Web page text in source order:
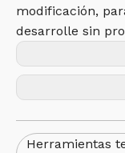
modificación,
desarrolle sin
Herramientas